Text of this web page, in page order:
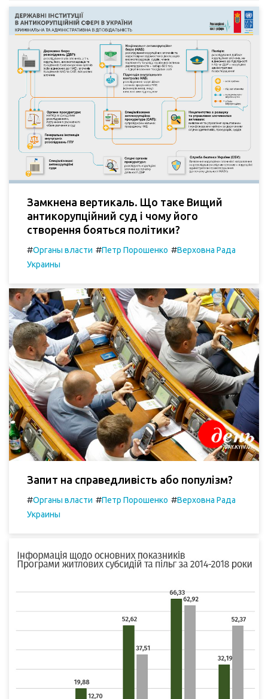
Замкнена вертикаль. Що таке Вищий
антикорупційний суд і чому його
створення бояться політики?
#Органы власти #Петр Порошенко #Верховна Рада
Украины
Запит на справедливість або популізм?
#Органы власти #Петр Порошенко #Верховна Рада
Украины